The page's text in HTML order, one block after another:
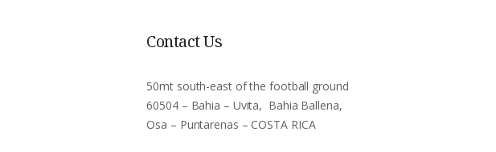
Contact Us
50mt south-east of the football ground
60504 – Bahia – Uvita, Bahia Ballena,
Osa – Puntarenas – COSTA RICA